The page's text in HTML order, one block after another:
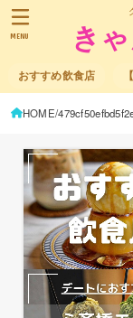
き
おすすめ飲食店
MENU
HOME